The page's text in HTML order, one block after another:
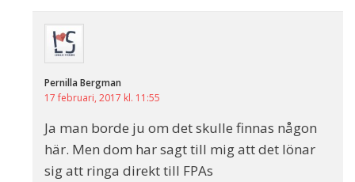
Pernilla Bergman
17 februari, 2017 kl. 11:55
Ja man borde ju om det skulle finnas någon
här. Men dom har sagt till mig att det lönar
sig att ringa direkt till FPAs